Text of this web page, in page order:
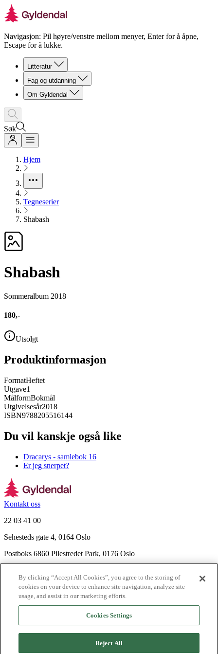
Navigasjon: Pil høyre/venstre mellom menyer, Enter for å åpne,
Escape for å lukke.
Litteratur
Fag og utdanning
Om Gyldendal
Søk
Hjem
Tegneserier
Shabash
Shabash
Sommeralbum 2018
180,-
Utsolgt
Produktinformasjon
FormatHeftet
Utgave1
MålformBokmål
Utgivelsesår2018
ISBN9788205516144
Du vil kanskje også like
Dracarys - samlebok 16
Er jeg snerpet?
Kontakt oss
22 03 41 00
Sehesteds gate 4, 0164 Oslo
Postboks 6860 Pilestredet Park, 0176 Oslo
Nyhetsbrev
Ledige stillinger
Send inn manus
By clicking “Accept All Cookies”, you agree to the storing of
cookies on your device to enhance site navigation, analyze site
usage, and assist in our marketing efforts.
Cookies Settings
Reject All